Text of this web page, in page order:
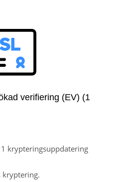
verifiering (EV) (1
krypteringsuppdatering
kryptering.